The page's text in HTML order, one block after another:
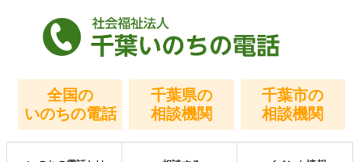
全国の
いのちの電話
千葉県の
相談機関
千葉市の
相談機関